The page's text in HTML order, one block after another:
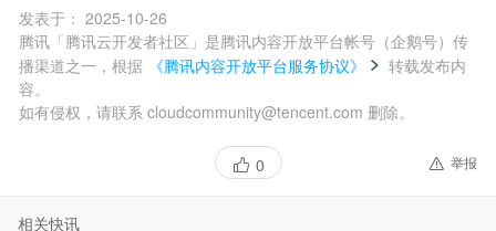
发表于： 2025-10-26
腾讯「腾讯云开发者社区」是腾讯内容开放平台帐号（企鹅号）传
播渠道之一，根据
《腾讯内容开放平台服务协议》
转载发布内
容。
如有侵权，请联系 cloudcommunity@tencent.com 删除。
0 举报
相关快讯